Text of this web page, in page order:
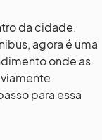
da cidade.
agora é uma
onde as
para essa